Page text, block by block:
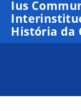
Ius
História da